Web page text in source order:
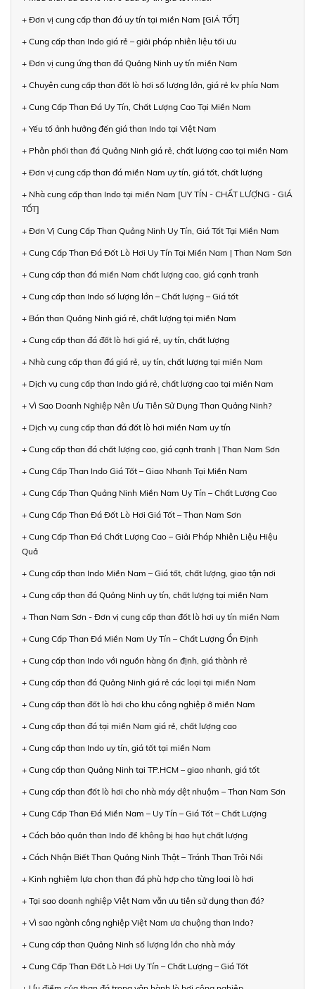
+ Đơn vị cung cấp than đá uy tín tại miền Nam [GIÁ TỐT]
+ Cung cấp than Indo giá rẻ – giải pháp nhiên liệu tối ưu
+ Đơn vị cung ứng than đá Quảng Ninh uy tín miền Nam
+ Chuyên cung cấp than đốt lò hơi số lượng lớn, giá rẻ kv phía Nam
+ Cung Cấp Than Đá Uy Tín, Chất Lượng Cao Tại Miền Nam
+ Yếu tố ảnh hưởng đến giá than Indo tại Việt Nam
+ Phân phối than đá Quảng Ninh giá rẻ, chất lượng cao tại miền Nam
+ Đơn vị cung cấp than đá miền Nam uy tín, giá tốt, chất lượng
+ Nhà cung cấp than Indo tại miền Nam [UY TÍN - CHẤT LƯỢNG - GIÁ
TỐT]
+ Đơn Vị Cung Cấp Than Quảng Ninh Uy Tín, Giá Tốt Tại Miền Nam
+ Cung Cấp Than Đá Đốt Lò Hơi Uy Tín Tại Miền Nam | Than Nam Sơn
+ Cung cấp than đá miền Nam chất lượng cao, giá cạnh tranh
+ Cung cấp than Indo số lượng lớn – Chất lượng – Giá tốt
+ Bán than Quảng Ninh giá rẻ, chất lượng tại miền Nam
+ Cung cấp than đá đốt lò hơi giá rẻ, uy tín, chất lượng
+ Nhà cung cấp than đá giá rẻ, uy tín, chất lượng tại miền Nam
+ Dịch vụ cung cấp than Indo giá rẻ, chất lượng cao tại miền Nam
+ Vì Sao Doanh Nghiệp Nên Ưu Tiên Sử Dụng Than Quảng Ninh?
+ Dịch vụ cung cấp than đá đốt lò hơi miền Nam uy tín
+ Cung cấp than đá chất lượng cao, giá cạnh tranh | Than Nam Sơn
+ Cung Cấp Than Indo Giá Tốt – Giao Nhanh Tại Miền Nam
+ Cung Cấp Than Quảng Ninh Miền Nam Uy Tín – Chất Lượng Cao
+ Cung Cấp Than Đá Đốt Lò Hơi Giá Tốt – Than Nam Sơn
+ Cung Cấp Than Đá Chất Lượng Cao – Giải Pháp Nhiên Liệu Hiệu
Quả
+ Cung cấp than Indo Miền Nam – Giá tốt, chất lượng, giao tận nơi
+ Cung cấp than đá Quảng Ninh uy tín, chất lượng tại miền Nam
+ Than Nam Sơn - Đơn vị cung cấp than đốt lò hơi uy tín miền Nam
+ Cung Cấp Than Đá Miền Nam Uy Tín – Chất Lượng Ổn Định
+ Cung cấp than Indo với nguồn hàng ổn định, giá thành rẻ
+ Cung cấp than đá Quảng Ninh giá rẻ các loại tại miền Nam
+ Cung cấp than đốt lò hơi cho khu công nghiệp ở miền Nam
+ Cung cấp than đá tại miền Nam giá rẻ, chất lượng cao
+ Cung cấp than Indo uy tín, giá tốt tại miền Nam
+ Cung cấp than Quảng Ninh tại TP.HCM – giao nhanh, giá tốt
+ Cung cấp than đốt lò hơi cho nhà máy dệt nhuộm – Than Nam Sơn
+ Cung Cấp Than Đá Miền Nam – Uy Tín – Giá Tốt – Chất Lượng
+ Cách bảo quản than Indo để không bị hao hụt chất lượng
+ Cách Nhận Biết Than Quảng Ninh Thật – Tránh Than Trôi Nổi
+ Kinh nghiệm lựa chọn than đá phù hợp cho từng loại lò hơi
+ Tại sao doanh nghiệp Việt Nam vẫn ưu tiên sử dụng than đá?
+ Vì sao ngành công nghiệp Việt Nam ưa chuộng than Indo?
+ Cung cấp than Quảng Ninh số lượng lớn cho nhà máy
+ Cung Cấp Than Đốt Lò Hơi Uy Tín – Chất Lượng – Giá Tốt